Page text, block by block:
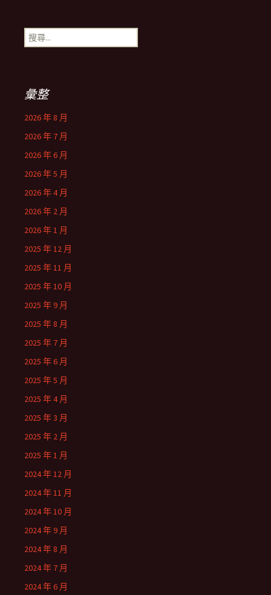
搜
尋
彙整
2026 年 8 月
2026 年 7 月
2026 年 6 月
2026 年 5 月
2026 年 4 月
2026 年 2 月
2026 年 1 月
2025 年 12 月
2025 年 11 月
2025 年 10 月
2025 年 9 月
2025 年 8 月
2025 年 7 月
2025 年 6 月
2025 年 5 月
2025 年 4 月
2025 年 3 月
2025 年 2 月
2025 年 1 月
2024 年 12 月
2024 年 11 月
2024 年 10 月
2024 年 9 月
2024 年 8 月
2024 年 7 月
2024 年 6 月